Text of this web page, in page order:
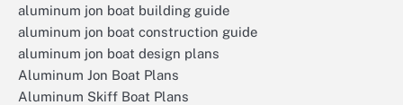
aluminum jon boat building guide
aluminum jon boat construction guide
aluminum jon boat design plans
Aluminum Jon Boat Plans
Aluminum Skiff Boat Plans